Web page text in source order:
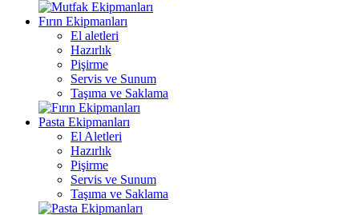
Fırın Ekipmanları
El aletleri
Hazırlık
Pişirme
Servis ve Sunum
Taşıma ve Saklama
Pasta Ekipmanları
El Aletleri
Hazırlık
Pişirme
Servis ve Sunum
Taşıma ve Saklama